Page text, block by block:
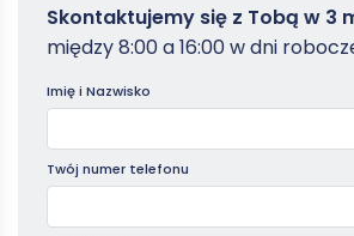
Zamowterminal
Poradniki
Skontaktujemy się z Tobą w 3
między 8:00 a 16:00 w dni
Imię i Nazwisko
Twój numer telefonu